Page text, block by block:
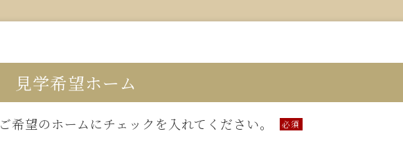
見学希望ホーム
ご希望のホームにチェックを入れてください。 必須